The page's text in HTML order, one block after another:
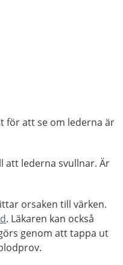
för att se om lederna är
att lederna svullnar. Är
orsaken till värken.
. Läkaren kan också
genom att tappa ut